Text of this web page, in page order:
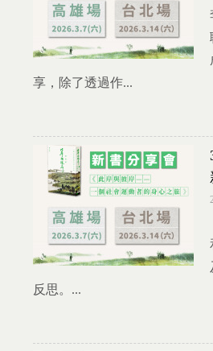
享，除了透過作...
反思。...